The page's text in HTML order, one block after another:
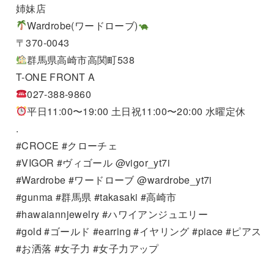
姉妹店
Wardrobe(ワードローブ)
〒370-0043
群馬県高崎市高関町538
T-ONE FRONT A
027-388-9860
平日11:00〜19:00 土日祝11:00〜20:00 水曜定休
.
#CROCE #クローチェ
#VIGOR #ヴィゴール @vigor_yt7i
#Wardrobe #ワードローブ @wardrobe_yt7i
#gunma #群馬県 #takasaki #高崎市
#hawaiannjewelry #ハワイアンジュエリー
#gold #ゴールド #earring #イヤリング #piace #ピアス
#お洒落 #女子力 #女子力アップ